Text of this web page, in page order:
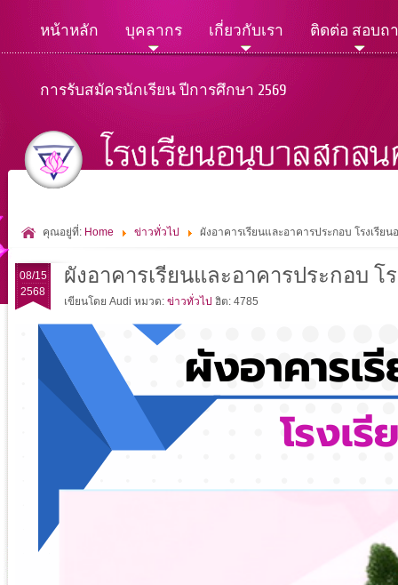
หน้าหลัก บุคลากร เกี่ยวกับเรา ติดต่อ สอบถ
การรับสมัครนักเรียน ปีการศึกษา 2569
คุณอยู่ที่: Home ข่าวทั่วไป ผังอาคารเรียนและอาคารประกอบ โรงเรีย
08/15
2568
ผังอาคารเรียนและอาคารประกอบ
เขียนโดย Audi หมวด: ข่าวทั่วไป ฮิต: 4785